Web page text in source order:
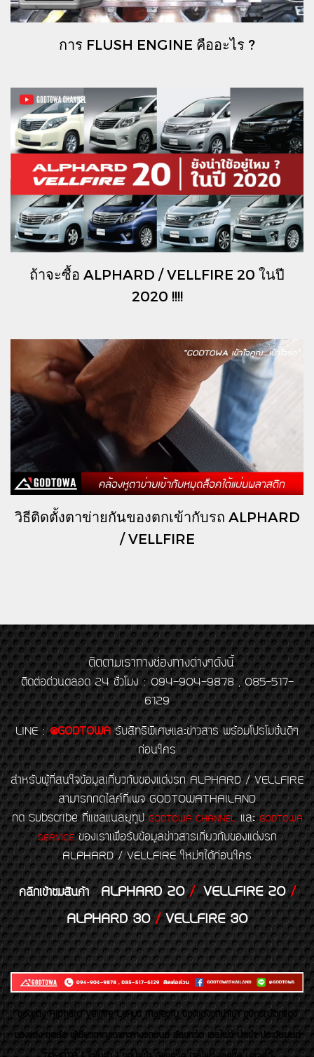
การ FLUSH ENGINE คืออะไร ?
ถ้าจะซื้อ ALPHARD / VELLFIRE 20 ในปี
2020 !!!!
วิธีติดตั้งตาข่ายกันของตกเข้ากับรถ ALPHARD
/ VELLFIRE
ติดตามเราทางช่องทางต่างๆดังนี้
ติดต่อด่วนตลอด 24 ชั่วโมง : 094-904-9878 , 085-517-
6129
LINE : @GODTOWA รับสิทธิพิเศษและข่าวสาร พร้อมโปรโมชั่นดีๆ
ก่อนใคร
สำหรับผู้ที่สนใจข้อมูลเกี่ยวกับของแต่งรถ ALPHARD / VELLFIRE
สามารถกดไลค์ที่เพจ GODTOWATHAILAND
กด Subscribe ที่แชลแนลยูทูป GODTOWA CHANNELและGODTOWA
SERVICEของเราเพื่อรับข้อมูลข่าวสารเกี่ยวกับของแต่งรถ
ALPHARD / VELLFIRE ใหม่ๆได้ก่อนใคร
คลิกเข้าชมสินค้า ALPHARD 20/VELLFIRE 20/
ALPHARD 30/VELLFIRE 30
ของเเต่ง Alphard Vellfire Lexus Majesty ของเเต่งรถนำเข้า อุปกรณ์ตกแต่ง
ของแต่ง ชุดล้อ ผู้เชี่ยวชาญเฉพาะทางรถยนต์ อัลพาร์ด เวลไฟร์ นำเข้า ประดับยนต์